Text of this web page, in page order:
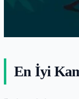
En İyi